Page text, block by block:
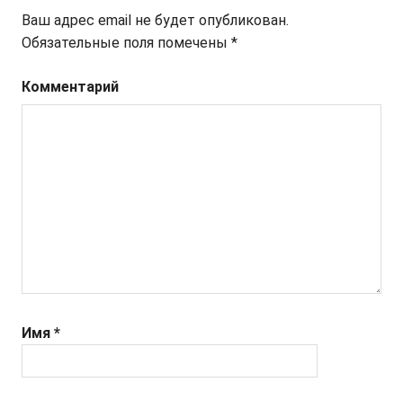
Ваш адрес email не будет опубликован.
Обязательные поля помечены *
Комментарий
Имя *